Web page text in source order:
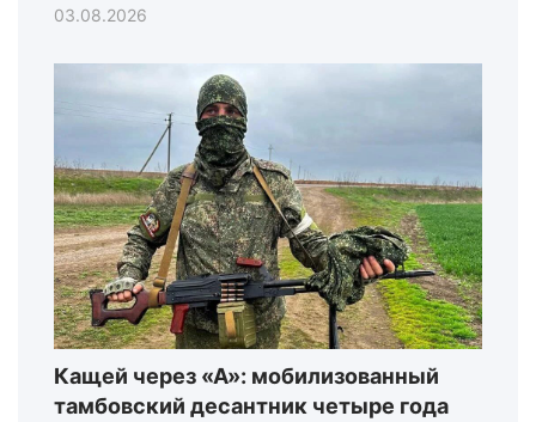
03.08.2026
Кащей через «А»: мобилизованный
тамбовский десантник четыре года